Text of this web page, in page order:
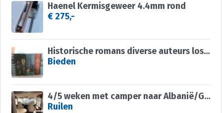
Haenel Kermisgeweer 4.4mm rond
€ 275,-
Historische romans diverse auteurs los te koop
Bieden
4/5 weken met camper naar Albanië/Griekenland of....
Ruilen